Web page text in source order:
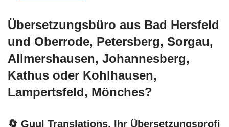
Übersetzungsbüro aus Bad Hersfeld
und Oberrode, Petersberg, Sorgau,
Allmershausen, Johannesberg,
Kathus oder Kohlhausen,
Lampertsfeld, Mönches?
🔄 Guul Translations, Ihr Übersetzungsprofi